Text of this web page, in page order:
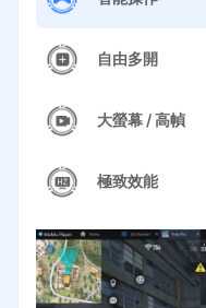
自由多開
大螢幕 / 高幀
極致效能